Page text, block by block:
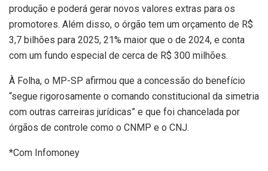
produção e poderá gerar novos valores extras para os
promotores. Além disso, o órgão tem um orçamento de R$
3,7 bilhões para 2025, 21% maior que o de 2024, e conta
com um fundo especial de cerca de R$ 300 milhões.
À Folha, o MP-SP afirmou que a concessão do benefício
“segue rigorosamente o comando constitucional da simetria
com outras carreiras jurídicas” e que foi chancelada por
órgãos de controle como o CNMP e o CNJ.
*Com Infomoney